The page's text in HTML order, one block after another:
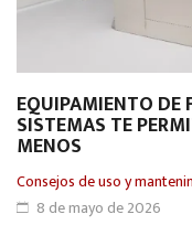
EQUIPAMIENTO DE
SISTEMAS TE
MENOS
Consejos de uso y
8 de mayo de 2026